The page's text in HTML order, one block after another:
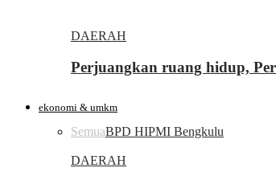
DAERAH
Perjuangkan ruang hidup,
ekonomi & umkm
SemuaBPD HIPMI Bengkulu
DAERAH